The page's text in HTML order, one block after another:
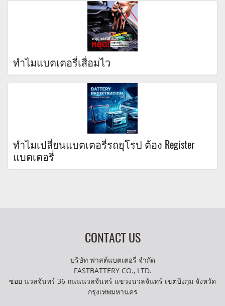
ทำไมแบตเตอรี่เสื่อมไว
ทำไมเปลี่ยนแบตเตอรี่รถยุโรป ต้อง Register
แบตเตอรี่
CONTACT US
บริษัท ฟาสต์แบตเตอรี่ จำกัด
FASTBATTERY CO., LTD.
ซอย นวลจันทร์ 36 ถนนนวลจันทร์ แขวงนวลจันทร์ เขตบึงกุ่ม จังหวัด
กรุงเทพมหานคร